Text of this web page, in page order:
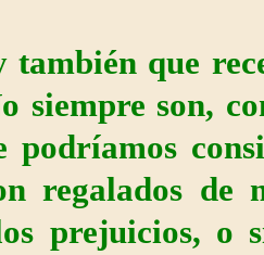
también que
siempre son,
podríamos
regalados de
prejuicios, o